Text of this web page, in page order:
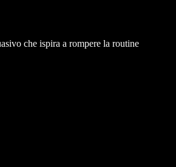
che ispira a rompere la routine